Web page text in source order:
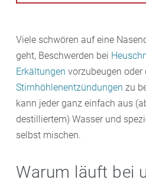
Viele schwören auf eine
geht, Beschwerden bei
Erkältungen vorzubeugen oder
Stirnhöhlenentzündungen zu
kann jeder ganz einfach aus
destilliertem) Wasser und
selbst mischen.
Warum läuft bei